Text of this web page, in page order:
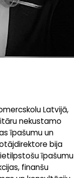
Latvijā,
nekustamo
īpašumu un
bija
īpašumu
finanšu